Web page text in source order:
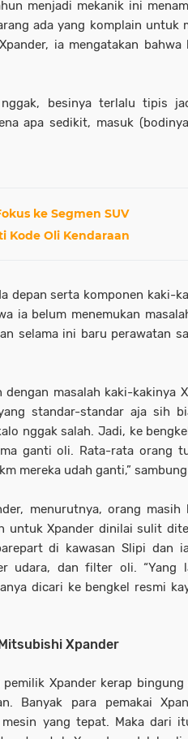
menjadi mekanik ini
ada yang komplain untuk
ia mengatakan bahwa
nggak, besinya terlalu tipis
apa sedikit, masuk
ke Segmen SUV
Kode Oli Kendaraan
depan serta komponen kaki-
ia belum menemukan
selama ini baru perawatan
masalah kaki-kakinya
standar-standar aja sih
nggak salah. Jadi, ke
ganti oli. Rata-rata orang
mereka udah ganti,”
menurutnya, orang masih
untuk Xpander dinilai sulit
di kawasan Slipi dan
udara, dan filter oli. “Yang
dicari ke bengkel resmi
Xpander
Xpander kerap bingung
Banyak para pemakai
yang tepat. Maka dari